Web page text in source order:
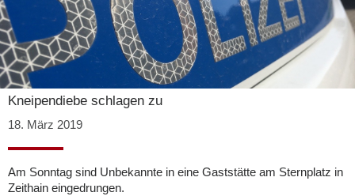
Kneipendiebe schlagen zu
18. März 2019
Am Sonntag sind Unbekannte in eine Gaststätte am Sternplatz in
Zeithain eingedrungen.